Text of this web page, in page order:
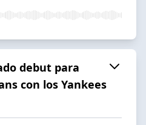
debut para
con los Yankees